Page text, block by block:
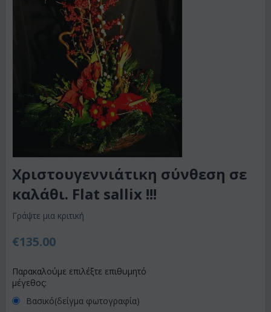
Χριστουγεννιάτικη σύνθεση σε
καλάθι. Flat sallix !!!
Γράψτε μια κριτική
€135.00
Παρακαλούμε επιλέξτε επιθυμητό
μέγεθος:
Βασικό(δείγμα φωτογραφία)